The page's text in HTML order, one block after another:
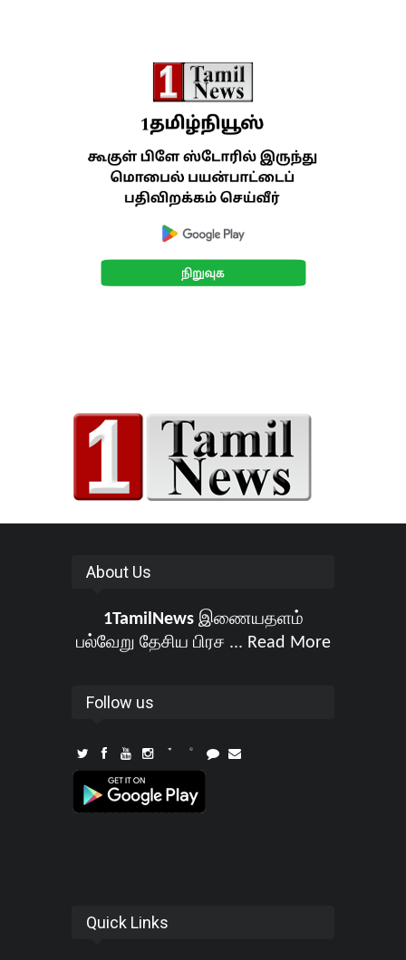
About Us
1TamilNewsஇணையதளம்
பல்வேறு தேசிய பிரச ... Read More
Follow us
Quick Links